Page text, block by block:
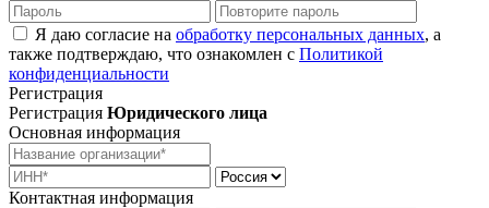
Я даю согласие на обработку персональных данных, а
также подтверждаю, что ознакомлен с Политикой
конфиденциальности
Регистрация
Регистрация Юридического лица
Основная информация
Контактная информация